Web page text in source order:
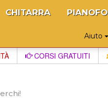
CHITARRA
Aiuto
CORSI GRATUITI